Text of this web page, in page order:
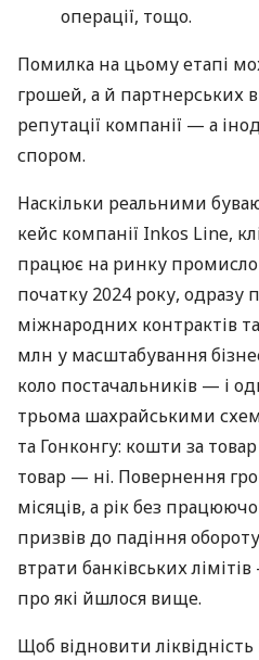
операції, тощо.
Помилка на цьому етапі
грошей, а й партнерських
репутації компанії — а
спором.
Наскільки реальними
кейс компанії Inkos Line,
працює на ринку
початку 2024 року, одразу
міжнародних контрактів
млн у масштабування
коло постачальників — і
трьома шахрайськими
та Гонконгу: кошти за
товар — ні. Повернення
місяців, а рік без
призвів до падіння
втрати банківських
про які йшлося вище.
Щоб відновити